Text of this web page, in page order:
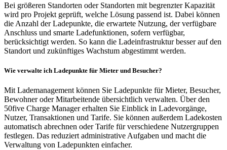
Bei größeren Standorten oder Standorten mit begrenzter Kapazität
wird pro Projekt geprüft, welche Lösung passend ist. Dabei können
die Anzahl der Ladepunkte, die erwartete Nutzung, der verfügbare
Anschluss und smarte Ladefunktionen, sofern verfügbar,
berücksichtigt werden. So kann die Ladeinfrastruktur besser auf den
Standort und zukünftiges Wachstum abgestimmt werden.
Wie verwalte ich Ladepunkte für Mieter und Besucher?
Mit Lademanagement können Sie Ladepunkte für Mieter, Besucher,
Bewohner oder Mitarbeitende übersichtlich verwalten. Über den
50five Charge Manager erhalten Sie Einblick in Ladevorgänge,
Nutzer, Transaktionen und Tarife. Sie können außerdem Ladekosten
automatisch abrechnen oder Tarife für verschiedene Nutzergruppen
festlegen. Das reduziert administrative Aufgaben und macht die
Verwaltung von Ladepunkten einfacher.